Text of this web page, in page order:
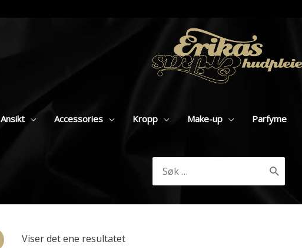
Ansikt Accessories Kropp Make-up Parfyme
etter:
Viser det ene resultatet